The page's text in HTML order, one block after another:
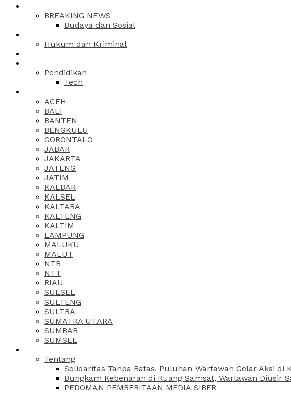
BREAKING NEWS
Budaya dan Sosial
Hukum dan Kriminal
Pendidikan
Tech
ACEH
BALI
BANTEN
BENGKULU
GORONTALO
JABAR
JAKARTA
JATENG
JATIM
KALBAR
KALSEL
KALTARA
KALTENG
KALTIM
LAMPUNG
MALUKU
MALUT
NTB
NTT
RIAU
SULSEL
SULTENG
SULTRA
SUMATRA UTARA
SUMBAR
SUMSEL
Tentang
Solidaritas Tanpa Batas, Puluhan Wartawan Gelar Aksi
Bungkam Kebenaran di Ruang Samsat, Wartawan Diusir
PEDOMAN PEMBERITAAN MEDIA SIBER